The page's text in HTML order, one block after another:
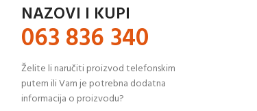
NAZOVI I KUPI
063 836 340
Želite li naručiti proizvod telefonskim
putem ili Vam je potrebna dodatna
informacija o proizvodu?